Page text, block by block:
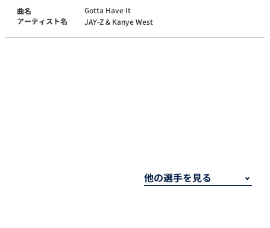
曲名
アーティスト名
Gotta Have It
JAY-Z & Kanye West